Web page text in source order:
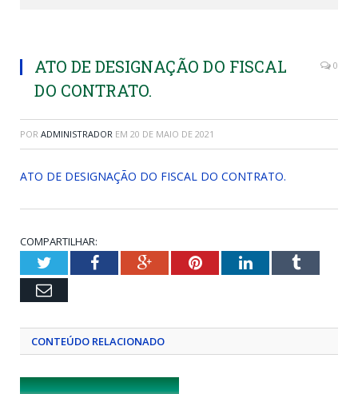
ATO DE DESIGNAÇÃO DO FISCAL
DO CONTRATO.
0
POR ADMINISTRADOR EM 20 DE MAIO DE 2021
ATO DE DESIGNAÇÃO DO FISCAL DO CONTRATO.
COMPARTILHAR:
TwitterFacebookGoogle+PinterestLinkedInTumblr
Email
CONTEÚDO RELACIONADO